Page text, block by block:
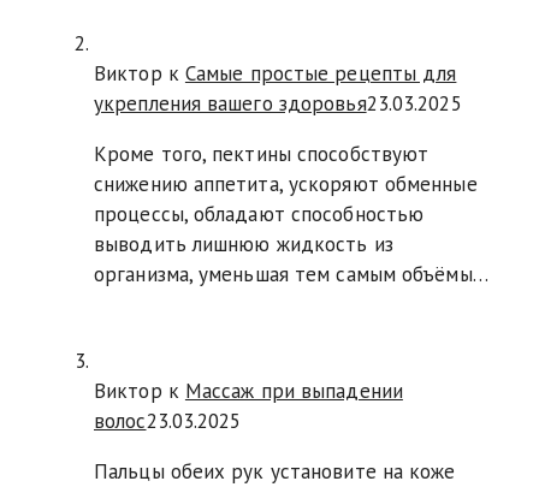
Виктор к Самые простые рецепты для
укрепления вашего здоровья23.03.2025
Кроме того, пектины способствуют
снижению аппетита, ускоряют обменные
процессы, обладают способностью
выводить лишнюю жидкость из
организма, уменьшая тем самым объёмы…
Виктор к Массаж при выпадении
волос23.03.2025
Пальцы обеих рук установите на коже